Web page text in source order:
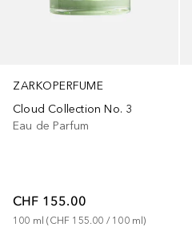
ZARKOPERFUME
Cloud Collection No. 3
Eau de Parfum
CHF 155.00
100 ml (CHF 155.00 / 100 ml)